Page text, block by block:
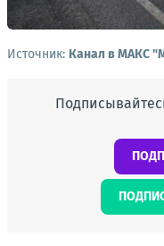
Источник: Канал в МАКС